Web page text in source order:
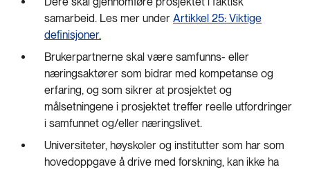
samarbeid. Les mer under Artikkel 25: Viktige
definisjoner.
Brukerpartnerne skal være samfunns- eller
næringsaktører som bidrar med kompetanse og
erfaring, og som sikrer at prosjektet og
målsetningene i prosjektet treffer reelle utfordringer
i samfunnet og/eller næringslivet.
Universiteter, høyskoler og institutter som har som
hovedoppgave å drive med forskning, kan ikke ha